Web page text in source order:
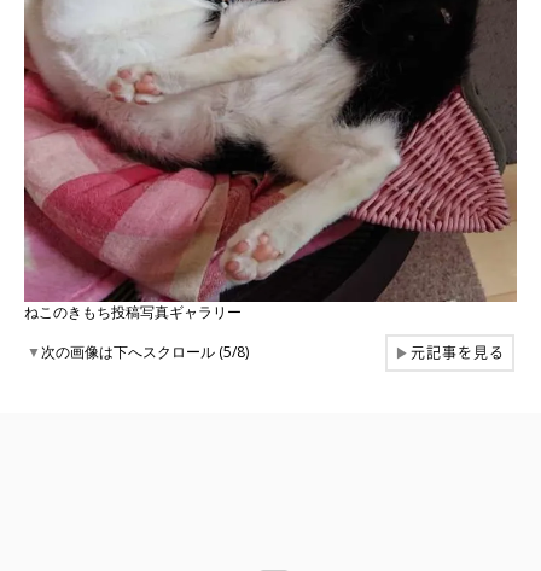
ねこのきもち投稿写真ギャラリー
▼次の画像は下へスクロール (5/8) ▶元記事を見る